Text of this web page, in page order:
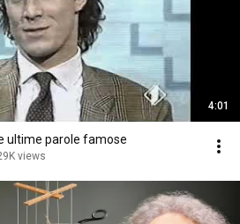
4:01
ultime parole famose
views